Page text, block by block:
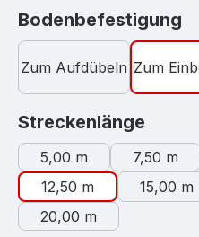
Bodenbefestigung
Zum Aufdübeln Zum
Streckenlänge
5,00 m 7,50 m
12,50 m
15,00 m
20,00 m